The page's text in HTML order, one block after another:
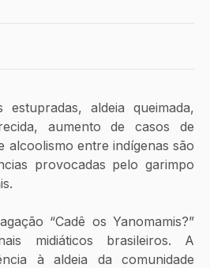
estupradas, aldeia queimada,
aumento de casos de
alcoolismo entre indígenas são
provocadas pelo garimpo
“Cadê os Yanomamis?”
midiáticos brasileiros. A
à aldeia da comunidade